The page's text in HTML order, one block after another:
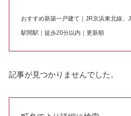
おすすめ新築一戸建て｜JR京浜東北線、
駅間駅｜徒歩20分以内｜更新順
記事が見つかりませんでした。